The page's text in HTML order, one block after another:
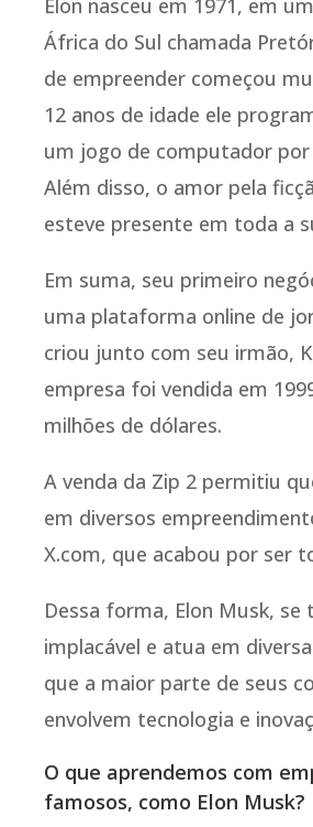
África do Sul chamada
de empreender começou
12 anos de idade ele
um jogo de computador por
Além disso, o amor pela
esteve presente em toda a
Em suma, seu primeiro
uma plataforma online de
criou junto com seu irmão,
empresa foi vendida em
milhões de dólares.
A venda da Zip 2 permitiu
em diversos
X.com, que acabou por ser
Dessa forma, Elon Musk, se
implacável e atua em
que a maior parte de seus
envolvem tecnologia e
O que aprendemos com
famosos, como Elon Musk?